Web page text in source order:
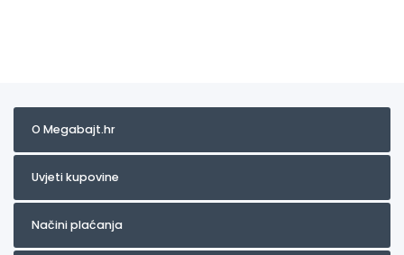
O Megabajt.hr
Uvjeti kupovine
Načini plaćanja